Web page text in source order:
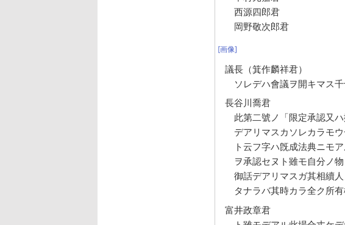
西源四郎君
岡野敬次郎君
[画像]
議長（箕作麟祥君）
ソレデハ會議ヲ開キマス
長谷川喬君
此第二號ノ「限定承認又
デアリマスカソレカラモ
ト云フ字ハ旣成法典ニモ
ヲ承認セヌト雖モ自分ノ
御話デアリマスガ其相續
タナラバ其時カラ全ク所
富井政章君